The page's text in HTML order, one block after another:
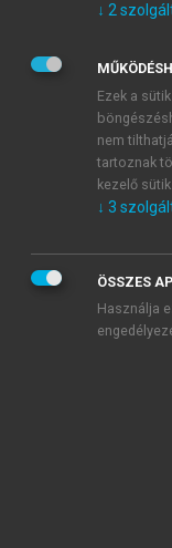
Kérek
veszem és
Általános
mersz.hu
tudomásul
↓ 2
Ezek a
nem
tartoznak
kezelő sütik.
↓ 3
ÖSSZES
Használja